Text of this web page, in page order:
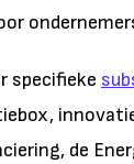
specifieke
de